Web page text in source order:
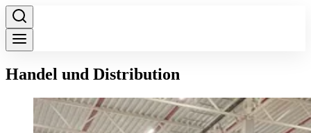
Handel und Distribution